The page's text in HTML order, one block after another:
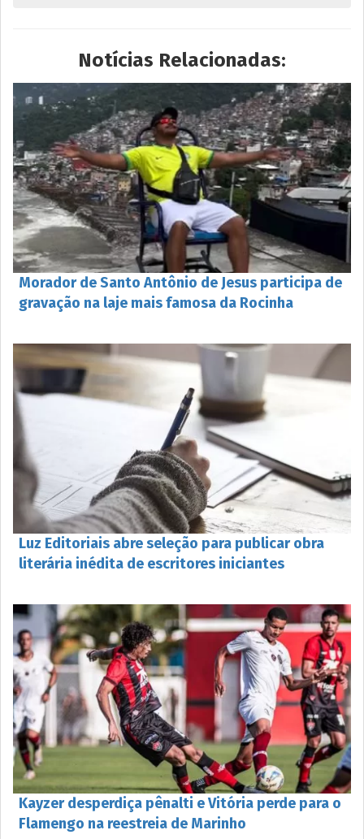
Notícias Relacionadas:
Morador de Santo Antônio de Jesus participa de
gravação na laje mais famosa da Rocinha
Luz Editoriais abre seleção para publicar obra
literária inédita de escritores iniciantes
Kayzer desperdiça pênalti e Vitória perde para o
Flamengo na reestreia de Marinho